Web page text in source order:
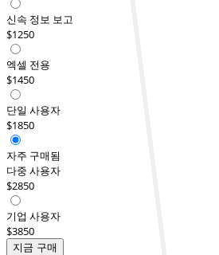
신속 정보 보고
$1250
엑셀 전용
$1450
단일 사용자
$1850
자주 구매됨
다중 사용자
$2850
기업 사용자
$3850
지금 구매